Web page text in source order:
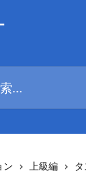
ン 上級編